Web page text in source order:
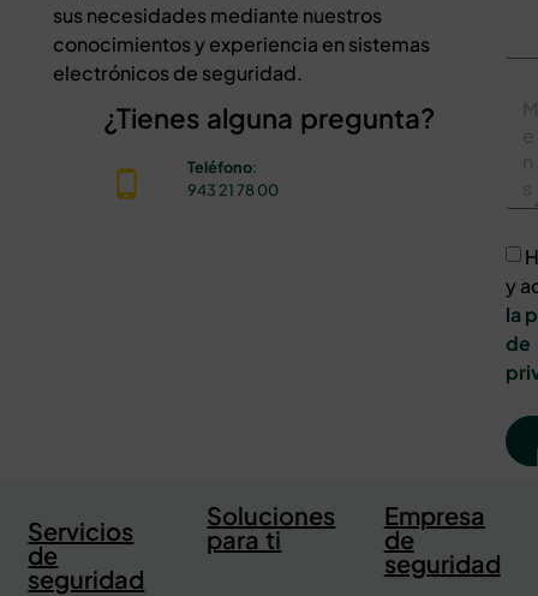
sus necesidades mediante nuestros
conocimientos y experiencia en sistemas
electrónicos de seguridad.
¿Tienes alguna pregunta?
Teléfono:
943 21 78 00
y
la
de
Servicios
de
seguridad
Soluciones
para ti
Empresa
de
seguridad